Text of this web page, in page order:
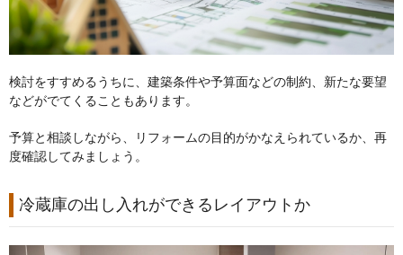
検討をすすめるうちに、建築条件や予算面などの制約、新たな要望
などがでてくることもあります。
予算と相談しながら、リフォームの目的がかなえられているか、再
度確認してみましょう。
冷蔵庫の出し入れができるレイアウトか